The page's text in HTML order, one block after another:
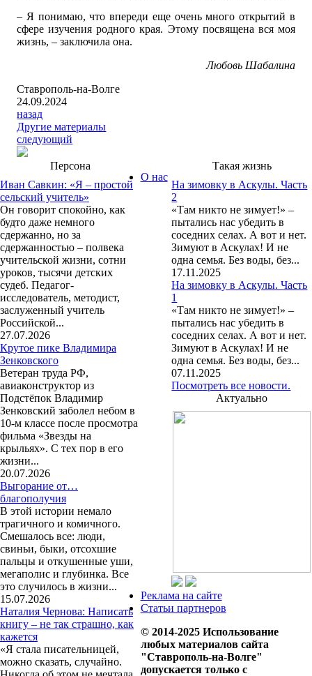
– Я понимаю, что впереди еще очень много открытий в
сфере изучения родного края. Этому посвящена вся моя
жизнь, – заключила она.
Любовь Шабалина
Ставрополь-на-Волге
24.09.2024
назад
Другие материалы
следующий
Персона
Иван Савкин: «Я – простой
сельский учитель»
Он говорит спокойно, как
будто даже немного
сдержанно, но за
сдержанностью – полвека
учительской жизни, сотни
уроков, тысячи детских
судеб. Педагог-
исследователь, методист,
заслуженный учитель
Российской...
27.07.2026
Крутое пике Владимира
Зенковского
Ветеран труда РФ,
авиаконструктор из
Подстёпок Владимир
Зенковский заболел небом в
10-м классе после просмотра
фильма «Звезды на
крыльях». С тех пор в его
жизни...
20.07.2026
Выгорание от…
благополучия
В этой истории немало
трагичного и комичного.
Смешалось все: люди,
свиньи, быки, отсохшие
пальцы и откушенные уши,
мегаполис и глубинка. Все
это случилось в жизни...
15.07.2026
Наталия Чернова: Написать
книгу – не так страшно, как
кажется
«Я стала писательницей,
можно сказать, случайно.
Такая жизнь
На зимовку в Аскулы. Часть
2
«Там никто не зимует!» –
пытались нас убедить в
соседних селах. А вот и нет.
Зимуют в Аскулах! И не
одна семья. Без воды, без...
17.11.2025
На зимовку в Аскулы. Часть
1
«Там никто не зимует!» –
пытались нас убедить в
соседних селах. А вот и нет.
Зимуют в Аскулах! И не
одна семья. Без воды, без...
07.11.2025
Посмотреть все новости.
Актуально
О нас
Реклама на сайте
Статьи партнеров
© 2014-2025 Использование
любых материалов сайта
"Ставрополь-на-Волге"
допускается только с